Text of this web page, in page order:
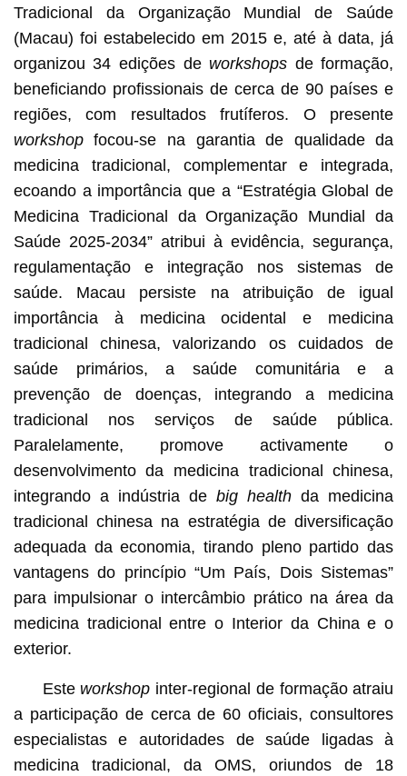
Tradicional da Organização Mundial de Saúde
(Macau) foi estabelecido em 2015 e, até à data, já
organizou 34 edições de workshops de formação,
beneficiando profissionais de cerca de 90 países e
regiões, com resultados frutíferos. O presente
workshopfocou-se na garantia de qualidade da
medicina tradicional, complementar e integrada,
ecoando a importância que a “Estratégia Global de
Medicina Tradicional da Organização Mundial da
Saúde 2025-2034” atribui à evidência, segurança,
regulamentação e integração nos sistemas de
saúde. Macau persiste na atribuição de igual
importância à medicina ocidental e medicina
tradicional chinesa, valorizando os cuidados de
saúde primários, a saúde comunitária e a
prevenção de doenças, integrando a medicina
tradicional nos serviços de saúde pública.
Paralelamente, promove activamente o
desenvolvimento da medicina tradicional chinesa,
integrando a indústria debig health da medicina
tradicional chinesa na estratégia de diversificação
adequada da economia, tirando pleno partido das
vantagens do princípio “Um País, Dois Sistemas”
para impulsionar o intercâmbio prático na área da
medicina tradicional entre o Interior da China e o
exterior.
Este workshop inter-regional de formação atraiu
a participação de cerca de 60 oficiais, consultores
especialistas e autoridades de saúde ligadas à
medicina tradicional, da OMS, oriundos de 18